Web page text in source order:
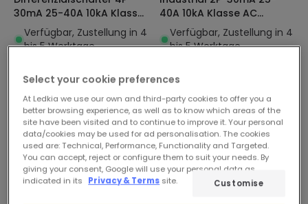
30mA 25-40A 10kA Klasse
AC LEGRAND TX³ 403004
Verfügbar, Zustellung in 4
bis 5 Werktage
40A 10kA Klasse AC
LEGRAND TX³ 403032
Verfügbar, Zustellung in 4
bis 5 Werktage
Select your cookie preferences
At Ledkia we use our own and third-party cookies to offer you a
better browsing experience, as well as to know which areas of the
site have been visited and to continue to improve it. Your personal
data/cookies may be used for ad personalisation. The cookies
used are: Technical, Performance, Functionality and Targeted.
You can accept, reject or configure them to suit your needs. By
giving your consent, Google will use your personal data as
indicated in its
Privacy & Terms site. Customise